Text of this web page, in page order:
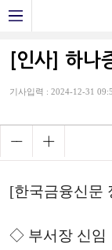
[인사] 하나
기사입력 : 2024-12-31
[한국금융신문
◇ 부서장 신임